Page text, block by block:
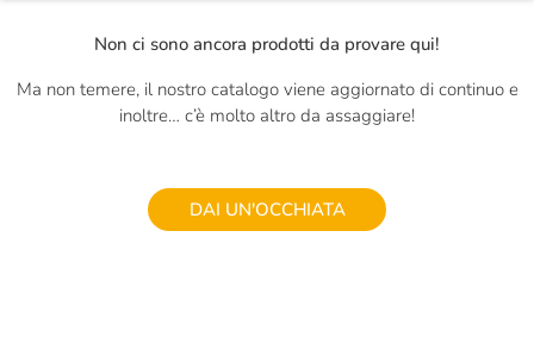
Duca D'Alba
Non ci sono ancora prodotti da provare qui!
Ma non temere, il nostro catalogo viene aggiornato di continuo e
inoltre… c’è molto altro da assaggiare!
DAI UN'OCCHIATA